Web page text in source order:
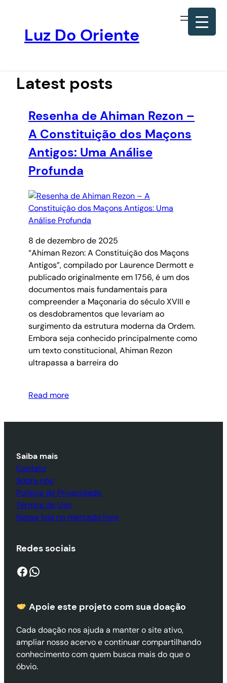
conteúdo
Luz Do Oriente
Latest posts
Resenha de Ahiman Rezon –
A Constituição dos Maçons
Antigos: Uma Análise
Profunda
8 de dezembro de 2025
“Ahiman Rezon: A Constituição dos Maçons
Antigos”, compilado por Laurence Dermott e
publicado originalmente em 1756, é um dos
documentos mais fundamentais para
compreender a Maçonaria do século XVIII e
os desdobramentos que levariam ao
surgimento da estrutura moderna da Ordem.
Embora seja conhecido principalmente como
um texto constitucional, Ahiman Rezon
ultrapassa a barreira do
Read more
Saiba mais
Contato
Sobre nós
Política de Privacidade
Termos de Uso
Nossa loja no mercado livre
Redes sociais
Facebook WhatsApp
Apoie este projeto com sua doação
Cada doação nos ajuda a manter o site ativo,
ampliar nosso acervo e continuar compartilhando
conhecimento com quem busca mais do que o
óbvio.